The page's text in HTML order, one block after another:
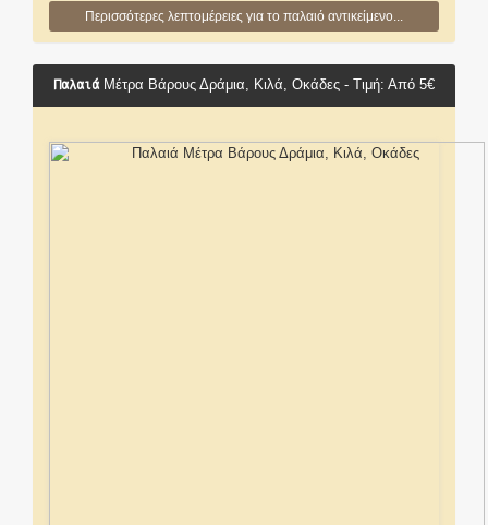
Περισσότερες λεπτομέρειες για το παλαιό αντικείμενο...
ΠαλαιάΜέτρα Βάρους Δράμια, Κιλά, Οκάδες - Τιμή: Από 5€